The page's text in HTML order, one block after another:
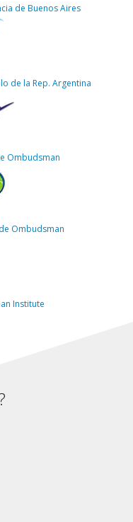
de Buenos Aires
de la Rep. Argentina
Ombudsman
Ombudsman
Institute